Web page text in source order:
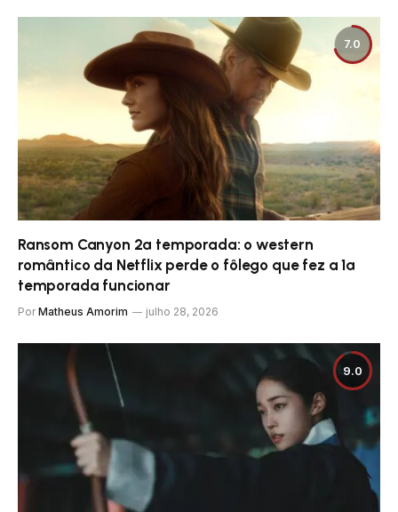
7.0
Ransom Canyon 2ª temporada: o western
romântico da Netflix perde o fôlego que fez a 1ª
temporada funcionar
Por Matheus Amorim julho 28, 2026
9.0